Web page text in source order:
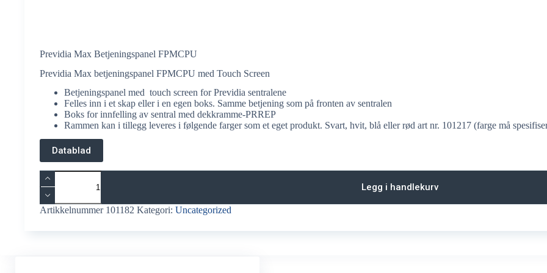
Previdia Max Betjeningspanel FPMCPU
Previdia Max betjeningspanel FPMCPU med Touch Screen
Betjeningspanel med touch screen for Previdia sentralene
Felles inn i et skap eller i en egen boks. Samme betjening som på fronten av sentralen
Boks for innfelling av sentral med dekkramme-PRREP
Rammen kan i tillegg leveres i følgende farger som et eget produkt. Svart, hvit, blå eller rød art nr. 101217 (farge må
Datablad
Previdia
Max
Betjeningspanel
FPMCPU
antall
Legg i handlekurv
Artikkelnummer 101182 Kategori: Uncategorized